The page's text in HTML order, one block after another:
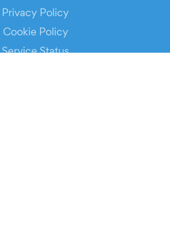
Privacy Policy
Cookie Policy
Service Status